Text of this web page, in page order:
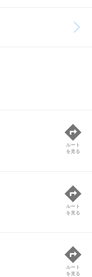
ルート
を見る
ルート
を見る
ルート
を見る